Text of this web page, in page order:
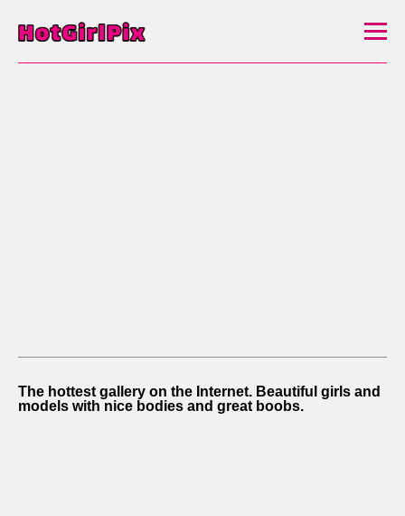
The hottest gallery on the Internet. Beautiful girls and
models with nice bodies and great boobs.